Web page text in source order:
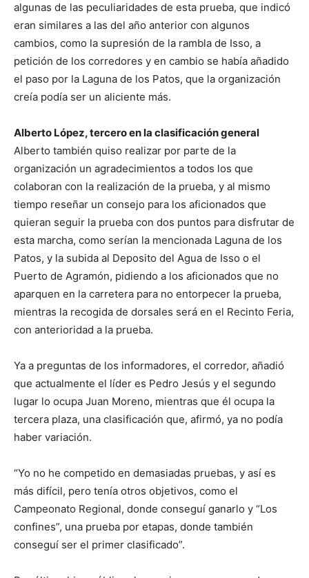
algunas de las peculiaridades de esta prueba, que indicó
eran similares a las del año anterior con algunos
cambios, como la supresión de la rambla de Isso, a
petición de los corredores y en cambio se había añadido
el paso por la Laguna de los Patos, que la organización
creía podía ser un aliciente más.
Alberto López, tercero en la clasificación general
Alberto también quiso realizar por parte de la
organización un agradecimientos a todos los que
colaboran con la realización de la prueba, y al mismo
tiempo reseñar un consejo para los aficionados que
quieran seguir la prueba con dos puntos para disfrutar de
esta marcha, como serían la mencionada Laguna de los
Patos, y la subida al Deposito del Agua de Isso o el
Puerto de Agramón, pidiendo a los aficionados que no
aparquen en la carretera para no entorpecer la prueba,
mientras la recogida de dorsales será en el Recinto Feria,
con anterioridad a la prueba.
Ya a preguntas de los informadores, el corredor, añadió
que actualmente el líder es Pedro Jesús y el segundo
lugar lo ocupa Juan Moreno, mientras que él ocupa la
tercera plaza, una clasificación que, afirmó, ya no podía
haber variación.
“Yo no he competido en demasiadas pruebas, y así es
más difícil, pero tenía otros objetivos, como el
Campeonato Regional, donde conseguí ganarlo y “Los
confines”, una prueba por etapas, donde también
conseguí ser el primer clasificado”.